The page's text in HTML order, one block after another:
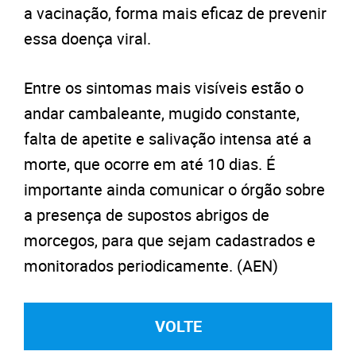
a vacinação, forma mais eficaz de prevenir
essa doença viral.
Entre os sintomas mais visíveis estão o
andar cambaleante, mugido constante,
falta de apetite e salivação intensa até a
morte, que ocorre em até 10 dias. É
importante ainda comunicar o órgão sobre
a presença de supostos abrigos de
morcegos, para que sejam cadastrados e
monitorados periodicamente. (AEN)
VOLTE